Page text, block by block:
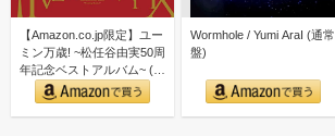
【Amazon.co.jp限定】ユー
ミン万歳! ~松任谷由実50周
年記念ベストアルバム~ (初
回限…
Wormhole / Yumi AraI (通常
盤)